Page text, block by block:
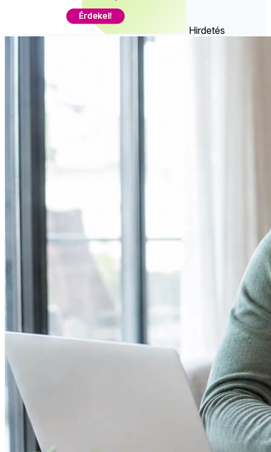
Hirdetés